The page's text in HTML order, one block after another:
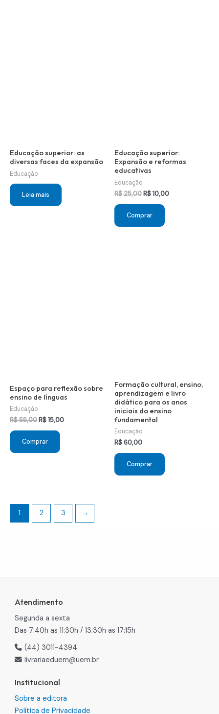
Educação superior: as
diversas faces da expansão
Educação
Leia mais
Educação superior:
Expansão e reformas
educativas
Educação
R$25,00O
original
era:
R$ 25,00.
R$10,00O
Comprar
Espaço para reflexão sobre
ensino de línguas
Educação
R$55,00O
original
era:
R$ 55,00.
R$15,00O
Comprar
Formação cultural, ensino,
aprendizagem e livro
didático para os anos
iniciais do ensino
fundamental
Educação
R$60,00
Comprar
1 2 3 →
Atendimento
Segunda a sexta
Das 7:40h as 11:30h / 13:30h as 17:15h
(44) 3011-4394
livrariaeduem@uem.br
Institucional
Sobre a editora
Política de Privacidade